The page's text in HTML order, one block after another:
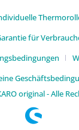
für
original - Alle